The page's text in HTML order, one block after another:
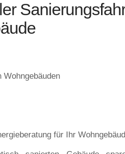
Wohngebäuden
für Ihr